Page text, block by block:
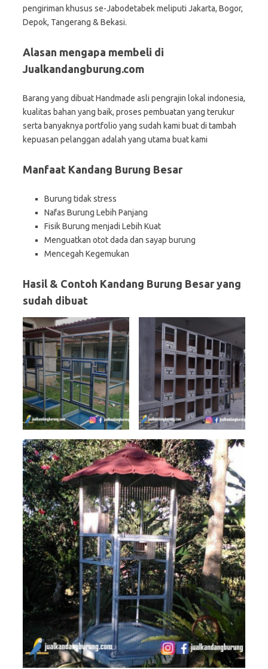
pengiriman khusus se-Jabodetabek meliputi Jakarta, Bogor,
Depok, Tangerang & Bekasi.
Alasan mengapa membeli di
Jualkandangburung.com
Barang yang dibuat Handmade asli pengrajin lokal indonesia,
kualitas bahan yang baik, proses pembuatan yang terukur
serta banyaknya portfolio yang sudah kami buat di tambah
kepuasan pelanggan adalah yang utama buat kami
Manfaat Kandang Burung Besar
Burung tidak stress
Nafas Burung Lebih Panjang
Fisik Burung menjadi Lebih Kuat
Menguatkan otot dada dan sayap burung
Mencegah Kegemukan
Hasil & Contoh Kandang Burung Besar yang
sudah dibuat